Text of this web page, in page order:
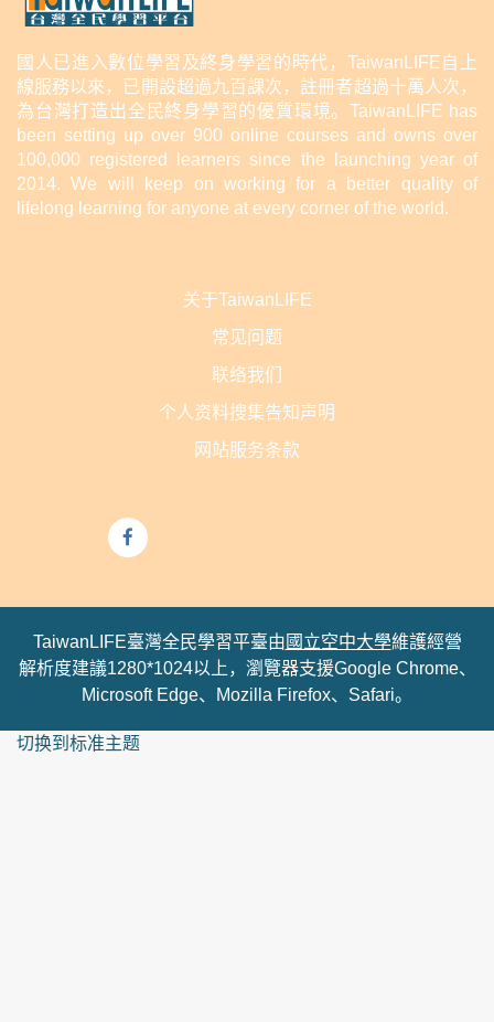
國人已進入數位學習及終身學習的時代，TaiwanLIFE自上
線服務以來，已開設超過九百課次，註冊者超過十萬人次，
為台灣打造出全民終身學習的優質環境。TaiwanLIFE has
been setting up over 900 online courses and owns over
100,000 registered learners since the launching year of
2014. We will keep on working for a better quality of
lifelong learning for anyone at every corner of the world.
关于TaiwanLIFE
常见问题
联络我们
个人资料搜集告知声明
网站服务条款
TaiwanLIFE臺灣全民學習平臺由 國立空中大學維護經營
解析度建議1280*1024以上，瀏覽器支援Google Chrome、
Microsoft Edge、Mozilla Firefox、Safari。
切换到标准主题